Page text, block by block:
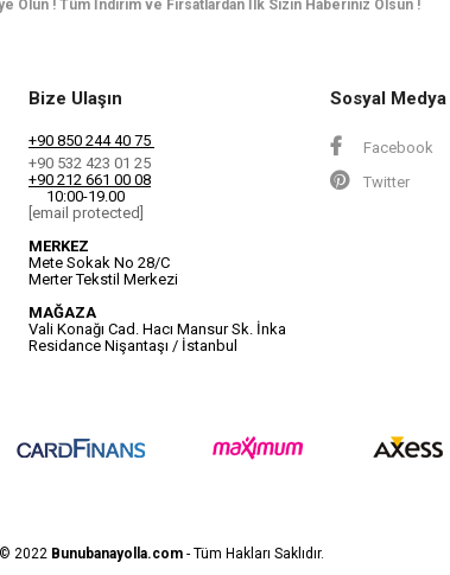
Olun ! Tüm İndirim ve Fırsatlardan İlk Sizin Haberiniz Olsun !
Bize Ulaşın
+90 850 244 40 75
+90 532 423 01 25
+90 212 661 00 08
10:00-19.00
[email protected]
MERKEZ
Mete Sokak No 28/C
Merter Tekstil Merkezi
MAĞAZA
Vali Konağı Cad. Hacı Mansur Sk. İnka
Residance Nişantaşı / İstanbul
Sosyal Medya
Facebook
Twitter
© 2022 Bunubanayolla.com - Tüm Hakları Saklıdır.